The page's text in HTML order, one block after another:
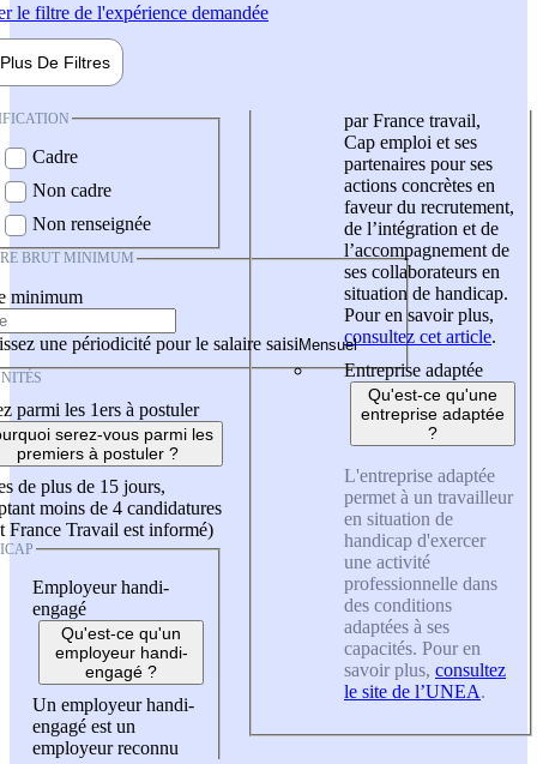
le filtre de l'expérience demandée
Plus De Filtres
Cadre
Non cadre
Non renseignée
BRUT MINIMUM
minimum
une périodicité pour le salaire saisi
parmi les 1ers à postuler
serez-vous parmi les
premiers à postuler ?
de plus de 15 jours,
moins de 4 candidatures
France Travail est informé)
Employeur handi-
engagé
Qu'est-ce qu'un
employeur handi-
engagé ?
Un employeur handi-
engagé est un
employeur reconnu
par France travail,
Cap emploi et ses
partenaires pour ses
actions concrètes en
faveur du recrutement,
de l’intégration et de
l’accompagnement de
ses collaborateurs en
situation de handicap.
Pour en savoir plus,
consultez cet article.
Entreprise adaptée
Qu'est-ce qu'une
entreprise adaptée
?
L'entreprise adaptée
permet à un travailleur
en situation de
handicap d'exercer
une activité
professionnelle dans
des conditions
adaptées à ses
capacités. Pour en
savoir plus, consultez
le site de l’UNEA.